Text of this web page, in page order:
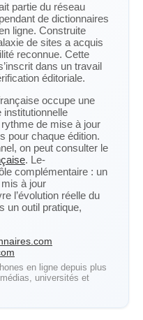
partie du réseau
de dictionnaires
ligne. Construite
de sites a acquis
reconnue. Cette
dans un travail
éditoriale.
occupe une
institutionnelle
de mise à jour
pour chaque édition.
on peut consulter le
. Le-
complémentaire : un
à jour
l’évolution réelle du
un outil pratique,
en ligne depuis plus
universités et